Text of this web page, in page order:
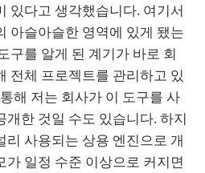
있다고 생각했습니다. 여기서
아슬아슬한 영역에 있게 됐는
구를 알게 된 계기가 바로 회
전체 프로젝트를 관리하고 있
해 저는 회사가 이 도구를 사
개한 것일 수도 있습니다. 하지
리 사용되는 상용 엔진으로 개
가 일정 수준 이상으로 커지면